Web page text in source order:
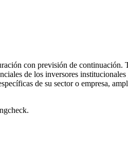
con previsión de
de los inversores
de su sector o empresa,